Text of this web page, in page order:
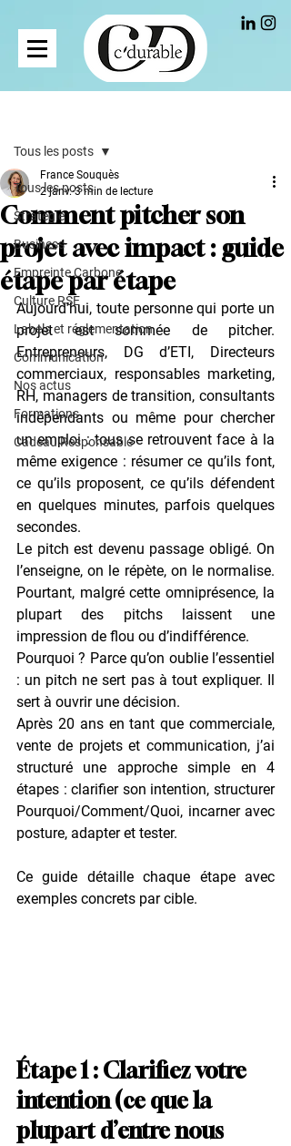
Tous les posts
Stratégie
Business
Empreinte Carbone
Culture RSE
Labels et réglementation
Communication
Nos actus
Formations
Cadeau Responsable
Tous les posts
Comment pitcher son
projet avec impact : guide
étape par étape
France Souquès
2 janv. 3 min de lecture
Aujourd’hui, toute personne qui porte un
projet est sommée de pitcher.
Entrepreneurs, DG d’ETI, Directeurs
commerciaux, responsables marketing,
RH, managers de transition, consultants
indépendants ou même pour chercher
un emploi : tous se retrouvent face à la
même exigence : résumer ce qu’ils font,
ce qu’ils proposent, ce qu’ils défendent
en quelques minutes, parfois quelques
secondes.
Le pitch est devenu passage obligé. On
l’enseigne, on le répète, on le normalise.
Pourtant, malgré cette omniprésence, la
plupart des pitchs laissent une
impression de flou ou d’indifférence.
Pourquoi ? Parce qu’on oublie l’essentiel
: un pitch ne sert pas à tout expliquer. Il
sert à ouvrir une décision.
Après 20 ans en tant que commerciale,
vente de projets et communication, j’ai
structuré une approche simple en 4
étapes : clarifier son intention, structurer
Pourquoi/Comment/Quoi, incarner avec
posture, adapter et tester.
Ce guide détaille chaque étape avec
exemples concrets par cible.
Étape 1 : Clarifiez votre
intention (ce que la
plupart d’entre nous